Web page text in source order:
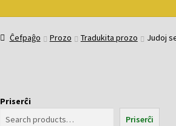
ĈefpaĝoButiko Korbo Mia konto Pagi
Ĉefpaĝo Prozo Tradukita prozo Judoj
Priserĉi
Priserĉi